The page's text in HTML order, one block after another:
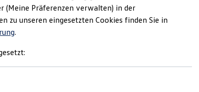
(Meine Präferenzen verwalten) in der
unseren eingesetzten Cookies finden Sie in
.